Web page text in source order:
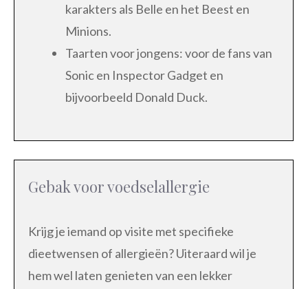
karakters als Belle en het Beest en
Minions.
Taarten voor jongens: voor de fans van
Sonic en Inspector Gadget en
bijvoorbeeld Donald Duck.
Gebak voor voedselallergie
Krijg je iemand op visite met specifieke
dieetwensen of allergieën? Uiteraard wil je
hem wel laten genieten van een lekker